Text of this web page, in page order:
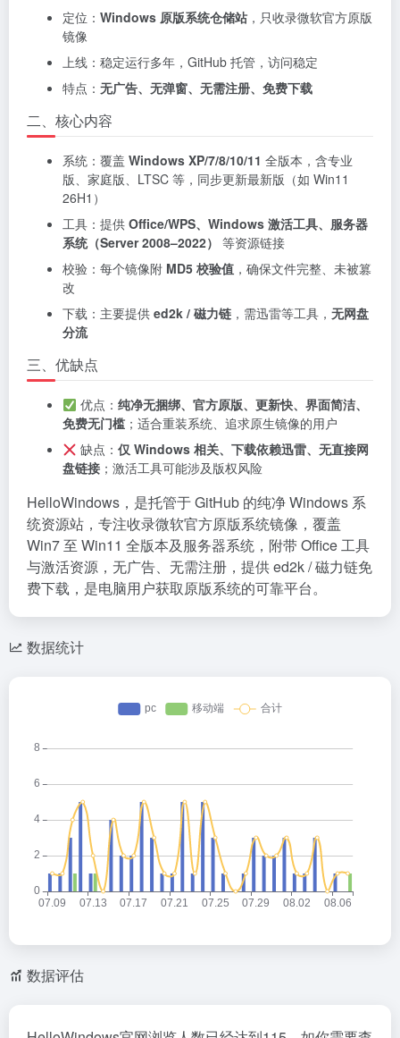
定位： Windows 原版系统仓储站 ，只收录微软官方原版
镜像
上线：稳定运行多年，GitHub 托管，访问稳定
特点： 无广告、无弹窗、无需注册、免费下载
二、核心内容
系统：覆盖 Windows XP/7/8/10/11 全版本，含专业
版、家庭版、LTSC 等，同步更新最新版（如 Win11
26H1）
工具：提供 Office/WPS、Windows 激活工具、服务器
系统（Server 2008–2022） 等资源链接
校验：每个镜像附 MD5 校验值 ，确保文件完整、未被篡
改
下载：主要提供 ed2k / 磁力链 ，需迅雷等工具， 无网盘
分流
三、优缺点
优点： 纯净无捆绑、官方原版、更新快、界面简洁、
免费无门槛 ；适合重装系统、追求原生镜像的用户
缺点： 仅 Windows 相关、下载依赖迅雷、无直接网
盘链接 ；激活工具可能涉及版权风险
HelloWindows，是托管于 GitHub 的纯净 Windows 系
统资源站，专注收录微软官方原版系统镜像，覆盖
Win7 至 Win11 全版本及服务器系统，附带 Office 工具
与激活资源，无广告、无需注册，提供 ed2k / 磁力链免
费下载，是电脑用户获取原版系统的可靠平台。
数据统计
数据评估